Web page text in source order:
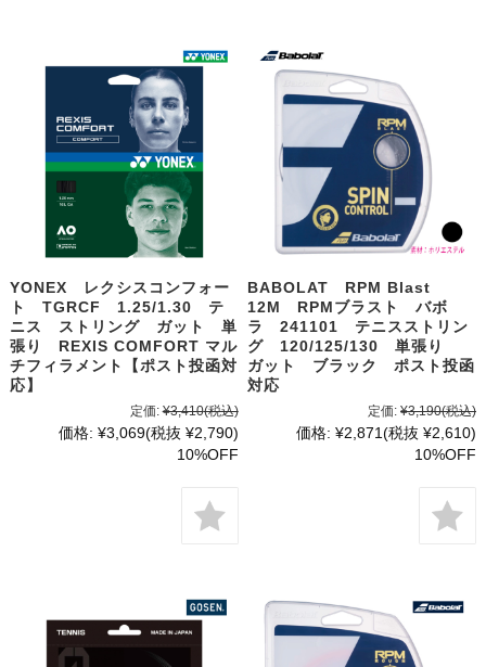
YONEX レクシスコンフォー
ト TGRCF 1.25/1.30 テ
ニス ストリング ガット 単
張り REXIS COMFORT マル
チフィラメント【ポスト投函対
応】
定価: ¥3,410(税込)
価格: ¥3,069(税抜 ¥2,790)
10%OFF
BABOLAT RPM Blast
12M RPMブラスト バボ
ラ 241101 テニスストリン
グ 120/125/130 単張り
ガット ブラック ポスト投函
対応
定価: ¥3,190(税込)
価格: ¥2,871(税抜 ¥2,610)
10%OFF